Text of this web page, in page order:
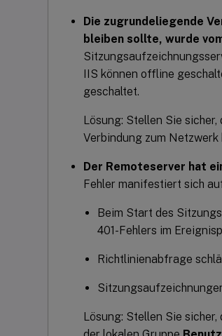
Die zugrundeliegende
bleiben sollte, wurde
IIS können offline
geschaltet.
Lösung: Stellen Sie
Verbindung zum
Der Remoteserver hat
Fehler manifestiert sich
Beim Start des
401-Fehlers im
Richtlinienabfrage
Lösung: Stellen Sie sicher,